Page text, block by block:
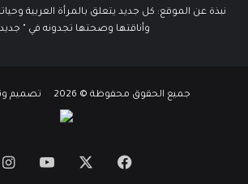
نبذة عن الموقع: كل جديد يتعلق بالمرأة العربية
وأناقتها وصحتها تجدونه في "
جميع الحقوق محفوظة © 2026 تصميم وتطوير iworqs
فيسبوك يوتيوب